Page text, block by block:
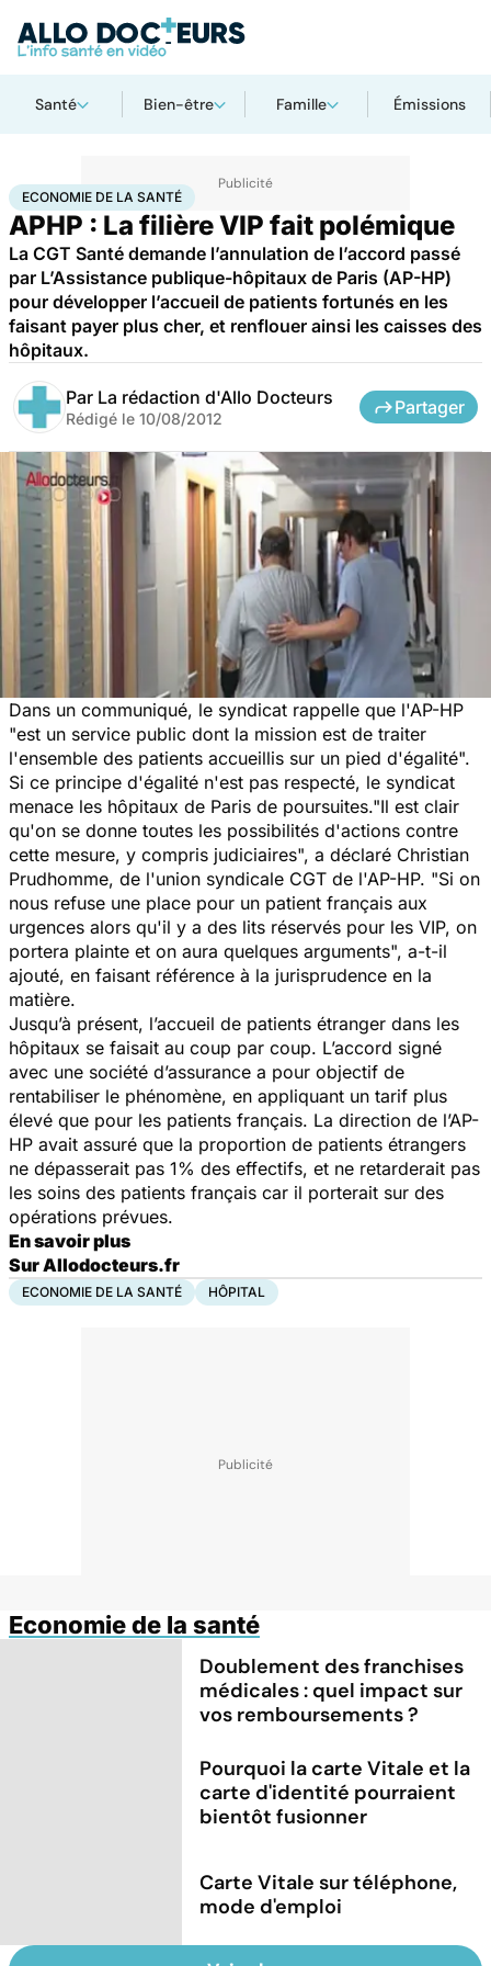
Santé Bien-être Famille Émissions
AccueilSantéSociétéÉconomie Economie de la santé
ECONOMIE DE LA SANTÉ
APHP : La filière VIP fait polémique
La CGT Santé demande l’annulation de l’accord passé
par L’Assistance publique-hôpitaux de Paris (AP-HP)
pour développer l’accueil de patients fortunés en les
faisant payer plus cher, et renflouer ainsi les caisses des
hôpitaux.
Par La rédaction d'Allo Docteurs
Rédigé le 10/08/2012
Partager
Dans un communiqué, le syndicat rappelle que l'AP-HP
"est un service public dont la mission est de traiter
l'ensemble des patients accueillis sur un pied d'égalité".
Si ce principe d'égalité n'est pas respecté, le syndicat
menace les hôpitaux de Paris de poursuites."Il est clair
qu'on se donne toutes les possibilités d'actions contre
cette mesure, y compris judiciaires", a déclaré Christian
Prudhomme, de l'union syndicale CGT de l'AP-HP. "Si on
nous refuse une place pour un patient français aux
urgences alors qu'il y a des lits réservés pour les VIP, on
portera plainte et on aura quelques arguments", a-t-il
ajouté, en faisant référence à la jurisprudence en la
matière.
Jusqu’à présent, l’accueil de patients étranger dans les
hôpitaux se faisait au coup par coup. L’accord signé
avec une société d’assurance a pour objectif de
rentabiliser le phénomène, en appliquant un tarif plus
élevé que pour les patients français. La direction de l’AP-
HP avait assuré que la proportion de patients étrangers
ne dépasserait pas 1% des effectifs, et ne retarderait pas
les soins des patients français car il porterait sur des
opérations prévues.
En savoir plus
Sur Allodocteurs.fr
ECONOMIE DE LA SANTÉ HÔPITAL
Economie de la santé
Doublement des franchises
médicales : quel impact sur
vos remboursements ?
Pourquoi la carte Vitale et la
carte d'identité pourraient
bientôt fusionner
Carte Vitale sur téléphone,
mode d'emploi